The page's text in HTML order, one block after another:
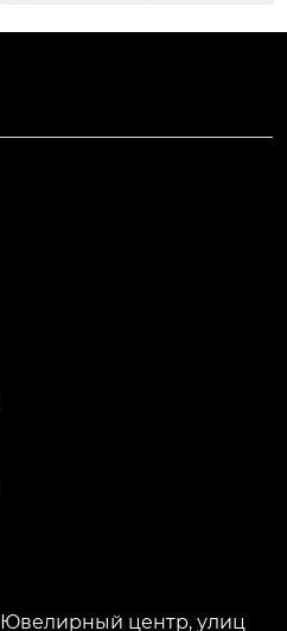
Ювелирный центр, улиц